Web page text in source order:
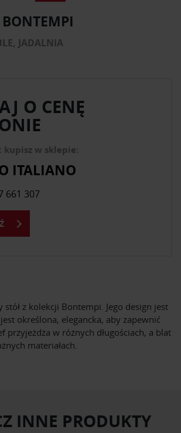
JADALNIA
stół z kolekcji Bontempi. Jego design jest
określona, ​​elegancka, aby zapewnić
przyjeżdża w różnych długościach, a blat
materiałach.
O CENĘ
kupisz w sklepie:
ITALIANO
661 307
INNE PRODUKTY